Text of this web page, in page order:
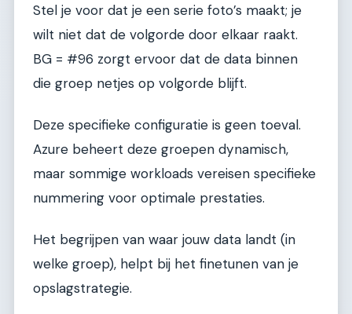
Stel je voor dat je een serie foto’s maakt; je
wilt niet dat de volgorde door elkaar raakt.
BG = #96 zorgt ervoor dat de data binnen
die groep netjes op volgorde blijft.
Deze specifieke configuratie is geen toeval.
Azure beheert deze groepen dynamisch,
maar sommige workloads vereisen specifieke
nummering voor optimale prestaties.
Het begrijpen van waar jouw data landt (in
welke groep), helpt bij het finetunen van je
opslagstrategie.